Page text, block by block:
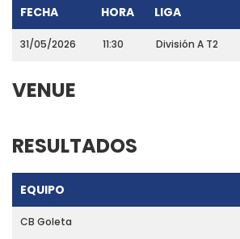
FECHA HORA LIGA
31/05/2026 11:30 División A T2
VENUE
RESULTADOS
EQUIPO
CB Goleta